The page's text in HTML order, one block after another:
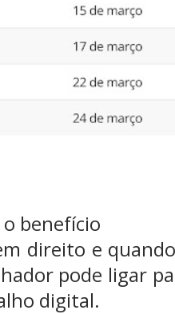
benefício
direito e
pode ligar
digital.